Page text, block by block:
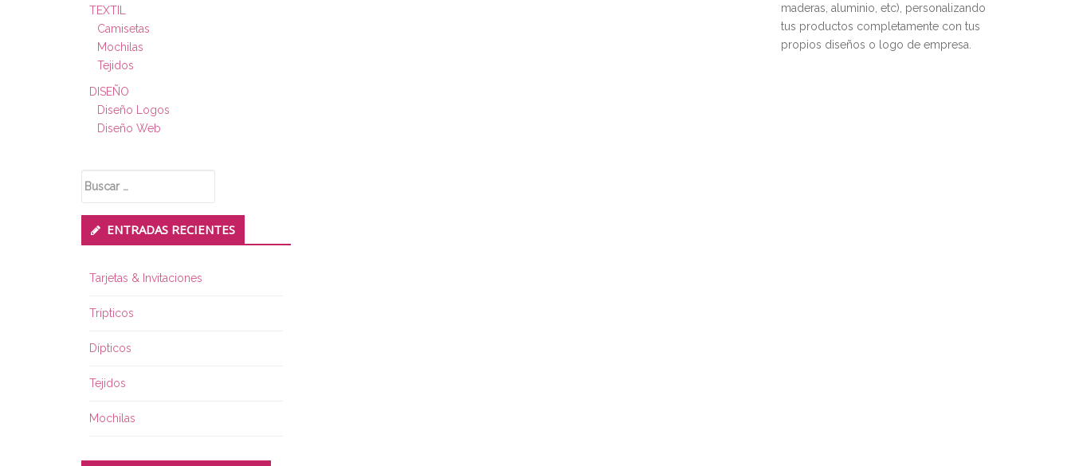
TEXTIL
Camisetas
Mochilas
Tejidos
DISEÑO
Diseño Logos
Diseño Web
ENTRADAS RECIENTES
Tarjetas & Invitaciones
Trípticos
Dípticos
Tejidos
Mochilas
maderas, aluminio, etc), personalizando
tus productos completamente con tus
propios diseños o logo de empresa.